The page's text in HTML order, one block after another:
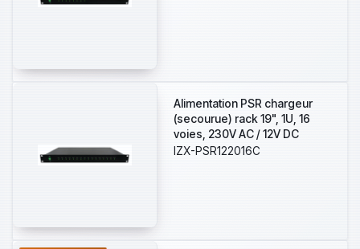
Alimentation PSR chargeur
(secourue) rack 19", 1U, 16
voies, 230V AC / 12V DC
(13,8V) / 20A, voyant d'état
IZX-PSR122016C